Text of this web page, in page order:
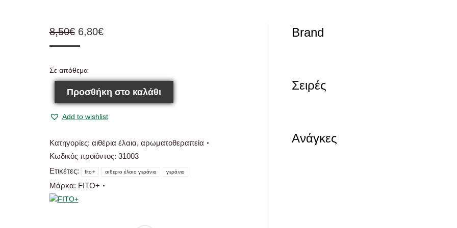
8,50€ Original
price
8,50€.
6,80€Η
είναι:
6,80€.
Σε απόθεμα
Προσθήκη στο καλάθι
Add to wishlist
Κατηγορίες: αιθέρια έλαια, αρωματοθεραπεία
Κωδικός προϊόντος: 31003
Ετικέτες:
fito+ αιθέριο έλαιο γεράνιο γεράνιο
Μάρκα: FITO+
Brand
Σειρές
Ανάγκες